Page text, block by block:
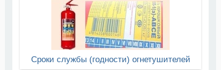
Сроки службы (годности) огнетушителей